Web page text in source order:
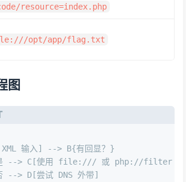
resource=index.php
opt/app/flag.txt
图
输入] --> B{有回显？}
--> C[使用 file:/// 或 php://filter 读
--> D[尝试 DNS 外带]